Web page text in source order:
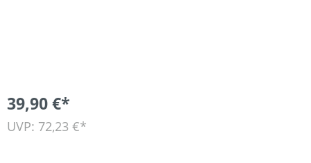
39,90 €*
UVP: 72,23 €*